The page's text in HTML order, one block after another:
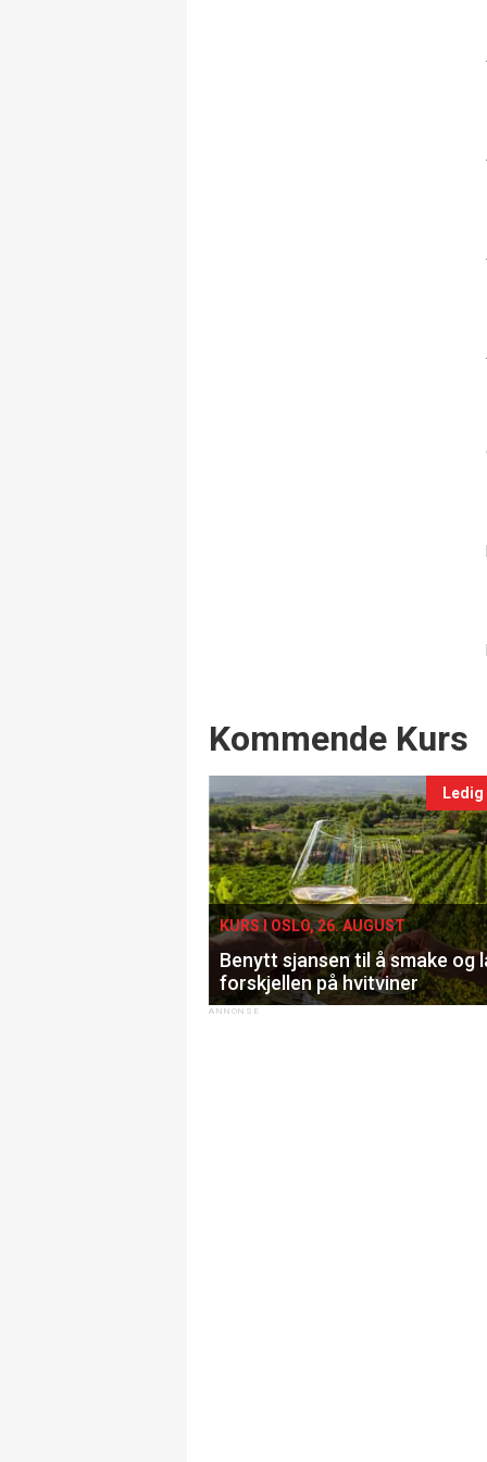
Events
Kommende Kurs
KURS I OSLO, 26. AUGUST
Benytt sjansen til å smake og
forskjellen på hvitviner